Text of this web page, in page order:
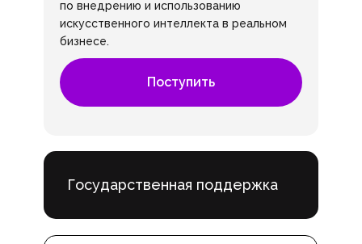
по внедрению и использованию
искусственного интеллекта в реальном
бизнесе.
Поступить
Государственная поддержка